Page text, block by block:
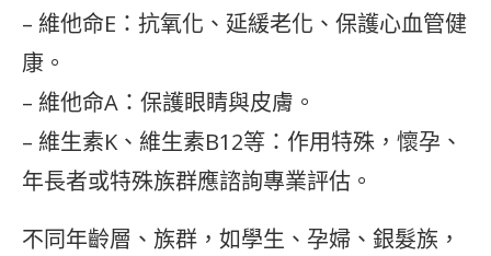
– 維他命E：抗氧化、延緩老化、保護心血管健
康。
– 維他命A：保護眼睛與皮膚。
– 維生素K、維生素B12等：作用特殊，懷孕、
年長者或特殊族群應諮詢專業評估。
不同年齡層、族群，如學生、孕婦、銀髮族，